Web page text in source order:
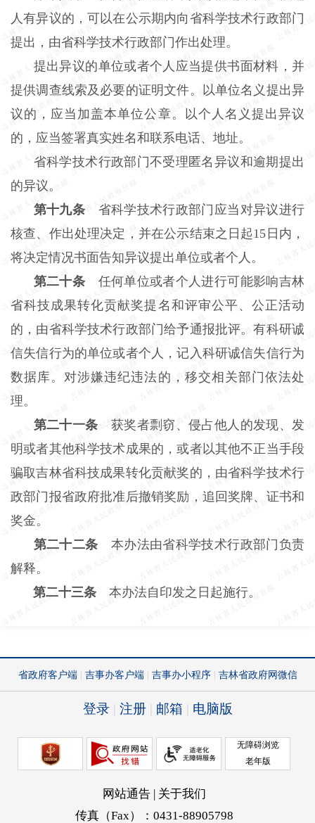
人有异议的，可以在公示期内向省科学技术行政部门
提出，由省科学技术行政部门作出处理。
提出异议的单位或者个人应当提供书面材料，并
提供调查线索及必要的证明文件。以单位名义提出异
议的，应当加盖本单位公章。以个人名义提出异议
的，应当签署真实姓名和联系电话、地址。
省科学技术行政部门不受理匿名异议和逾期提出
的异议。
第十九条 省科学技术行政部门应当对异议进行
核查、作出处理决定，并在公示结束之日起15日内，
将决定情况书面告知异议提出单位或者个人。
第二十条 任何单位或者个人进行可能影响吉林
省科技成果转化贡献奖提名和评审公平、公正活动
的，由省科学技术行政部门给予通报批评。有科研诚
信失信行为的单位或者个人，记入科研诚信失信行为
数据库。对涉嫌违纪违法的，移交相关部门依法处
理。
第二十一条 获奖者剽窃、侵占他人的发现、发
明或者其他科学技术成果的，或者以其他不正当手段
骗取吉林省科技成果转化贡献奖的，由省科学技术行
政部门报省政府批准后撤销奖励，追回奖牌、证书和
奖金。
第二十二条 本办法由省科学技术行政部门负责
解释。
第二十三条 本办法自印发之日起施行。